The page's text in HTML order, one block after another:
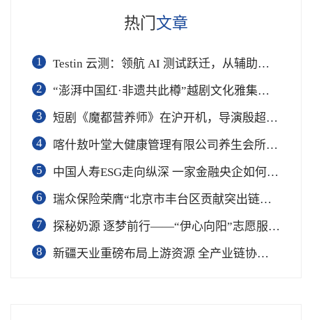
热门 文章
1
Testin 云测：领航 AI 测试跃迁，从辅助工具到软件工程基础设施
2
“澎湃中国红·非遗共此樽”越剧文化雅集在杭举行
3
短剧《魔都营养师》在沪开机，导演殷超携手礼仪专家周思敏聚焦国民健康
4
喀什敖叶堂大健康管理有限公司养生会所盛大开业
5
中国人寿ESG走向纵深 一家金融央企如何连接国家战略与民生需求
6
瑞众保险荣膺“北京市丰台区贡献突出链长单位”奖项
7
​探秘奶源 逐梦前行——“伊心向阳”志愿服务队开展幼儿园科普公益志愿活动
8
新疆天业重磅布局上游资源 全产业链协同再塑成长新动能